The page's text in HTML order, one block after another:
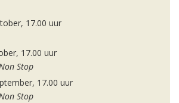
17.00 uur
17.00 uur
Stop
17.00 uur
Stop